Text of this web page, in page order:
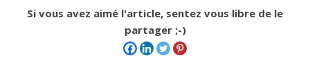
Si vous avez aimé l'article, sentez vous libre de le
partager ;-)